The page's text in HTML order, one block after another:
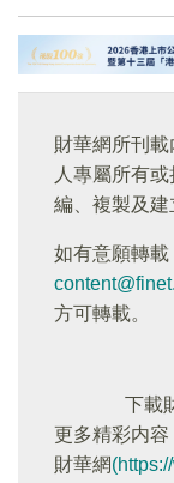
財華網所刊
人專屬所有
編、複製及建
如有意願轉
方可轉載。
下載
更多精彩内容
財華網